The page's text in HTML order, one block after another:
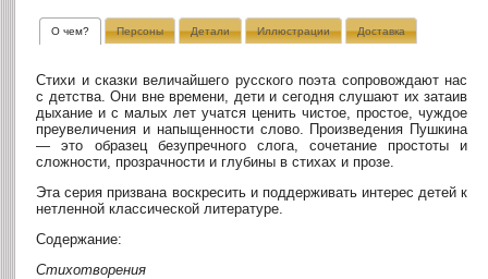
О чем? Персоны Детали Иллюстрации Доставка
Стихи и сказки величайшего русского поэта сопровождают нас
с детства. Они вне времени, дети и сегодня слушают их затаив
дыхание и с малых лет учатся ценить чистое, простое, чуждое
преувеличения и напыщенности слово. Произведения Пушкина
— это образец безупречного слога, сочетание простоты и
сложности, прозрачности и глубины в стихах и прозе.
Эта серия призвана воскресить и поддерживать интерес детей к
нетленной классической литературе.
Содержание:
Стихотворения